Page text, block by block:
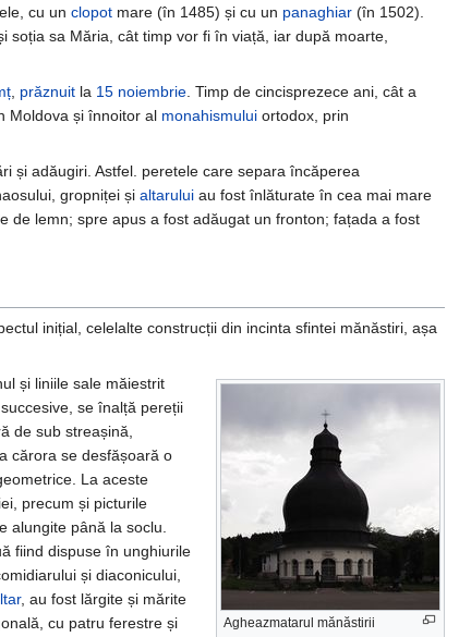
cu un clopot mare (în 1485) și cu un panaghiar (în 1502).
soția sa Măria, cât timp vor fi în viață, iar după moarte,
, prăznuit la 15 noiembrie. Timp de cincisprezece ani, cât a
Moldova și înnoitor al monahismului ortodox, prin
și adăugiri. Astfel. peretele care separa încăperea
gropniței și altarului au fost înlăturate în cea mai mare
de lemn; spre apus a fost adăugat un fronton; fațada a fost
inițial, celelalte construcții din incinta sfintei mănăstiri, așa
Agheazmatarul mănăstirii
și liniile sale măiestrit
se înalță pereții
de sub streașină,
cărora se desfășoară o
La aceste
precum și picturile
alungite până la soclu.
fiind dispuse în unghiurile
și diaconicului,
, au fost lărgite și mărite
cu patru ferestre și